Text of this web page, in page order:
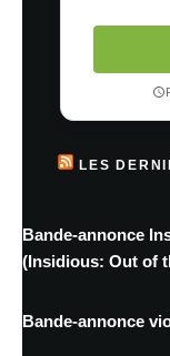
LES
Bande-annonce
(Insidious: Out of
Bande-annonce